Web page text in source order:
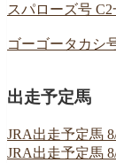
スパローズ号
ゴーゴータカシ
出走予定馬
JRA出走予定馬
JRA出走予定馬